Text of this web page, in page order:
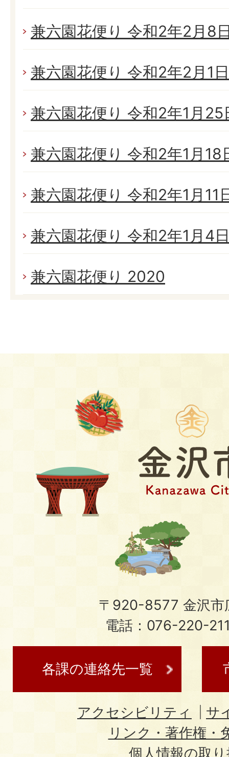
兼六園花便り 令和2年2月8
兼六園花便り 令和2年2月1
兼六園花便り 令和2年1月
兼六園花便り 令和2年1月18
兼六園花便り 令和2年1月11
兼六園花便り 令和2年1月4
兼六園花便り 2020
〒920-8577 金沢市
電話：076-220-
各課の連絡先一覧
アクセシビリティ
サ
リンク・著作権・
個人情報の取